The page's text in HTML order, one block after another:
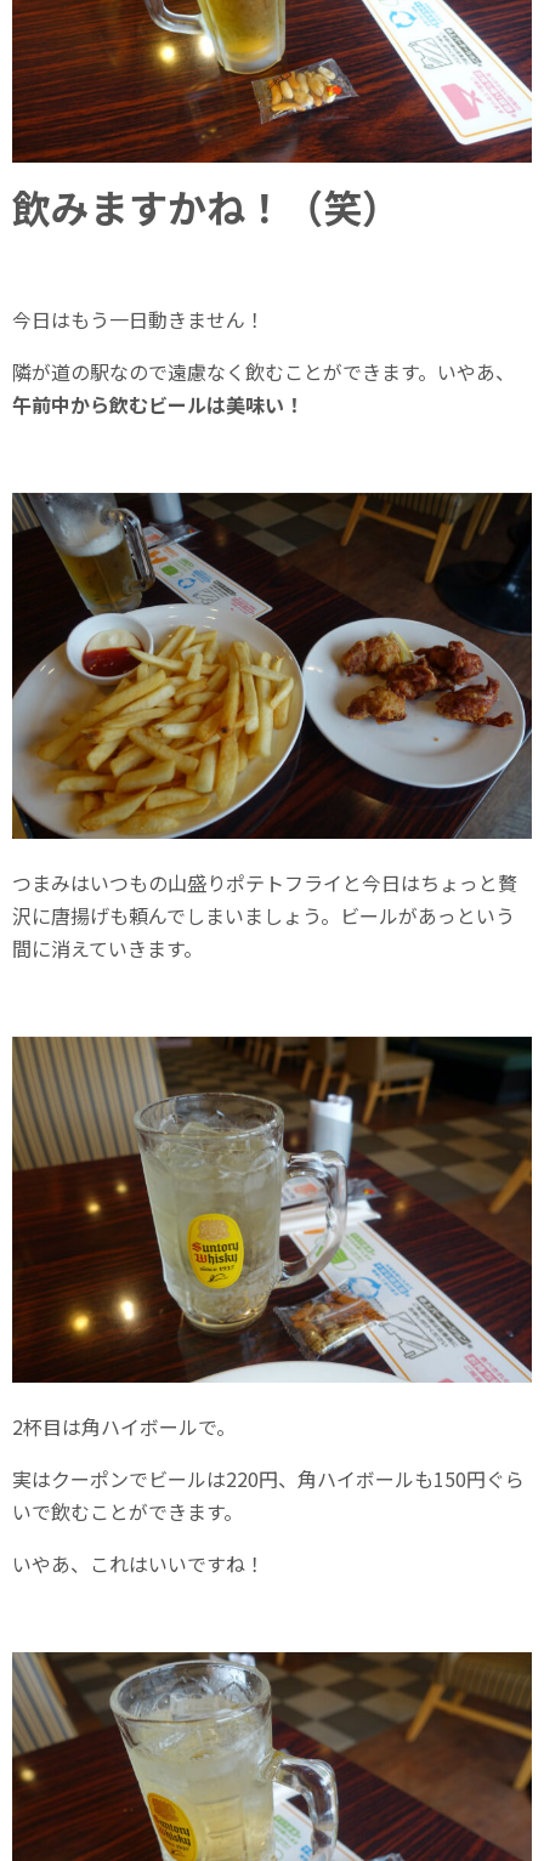
飲みますかね！（笑）
今日はもう一日動きません！
隣が道の駅なので遠慮なく飲むことができます。いやあ、
午前中から飲むビールは美味い！
つまみはいつもの山盛りポテトフライと今日はちょっと贅
沢に唐揚げも頼んでしまいましょう。ビールがあっという
間に消えていきます。
2杯目は角ハイボールで。
実はクーポンでビールは220円、角ハイボールも150円ぐら
いで飲むことができます。
いやあ、これはいいですね！